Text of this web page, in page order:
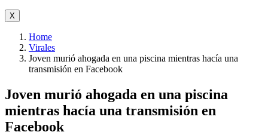
X
Home
Virales
Joven murió ahogada en una piscina mientras hacía una
transmisión en Facebook
Joven murió ahogada en una piscina
mientras hacía una transmisión en
Facebook